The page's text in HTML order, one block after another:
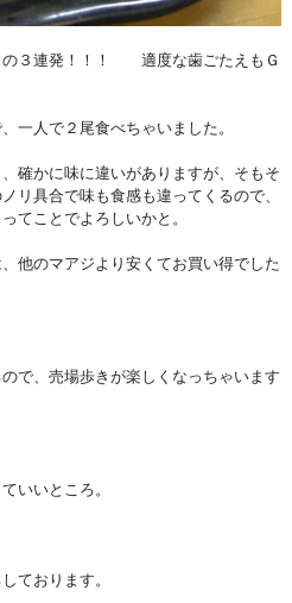
の３連発！！！ 適度な歯ごたえもＧ
一人で２尾食べちゃいました。
確かに味に違いがありますが、そもそ
リ具合で味も食感も違ってくるので、
てことでよろしいかと。
他のマアジより安くてお買い得でした
で、売場歩きが楽しくなっちゃいます
いいところ。
ております。